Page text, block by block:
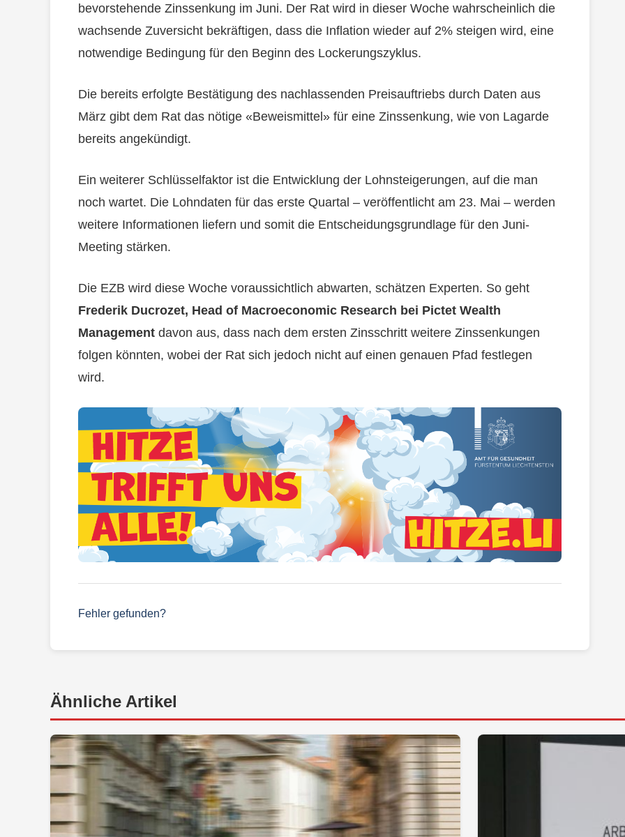
bevorstehende Zinssenkung im Juni. Der Rat wird in dieser Woche wahrscheinlich die
wachsende Zuversicht bekräftigen, dass die Inflation wieder auf 2% steigen wird, eine
notwendige Bedingung für den Beginn des Lockerungszyklus.
Die bereits erfolgte Bestätigung des nachlassenden Preisauftriebs durch Daten aus
März gibt dem Rat das nötige «Beweismittel» für eine Zinssenkung, wie von Lagarde
bereits angekündigt.
Ein weiterer Schlüsselfaktor ist die Entwicklung der Lohnsteigerungen, auf die man
noch wartet. Die Lohndaten für das erste Quartal – veröffentlicht am 23. Mai – werden
weitere Informationen liefern und somit die Entscheidungsgrundlage für den Juni-
Meeting stärken.
Die EZB wird diese Woche voraussichtlich abwarten, schätzen Experten. So geht
Frederik Ducrozet, Head of Macroeconomic Research bei Pictet Wealth
Management davon aus, dass nach dem ersten Zinsschritt weitere Zinssenkungen
folgen könnten, wobei der Rat sich jedoch nicht auf einen genauen Pfad festlegen
wird.
Fehler gefunden?
Ähnliche Artikel